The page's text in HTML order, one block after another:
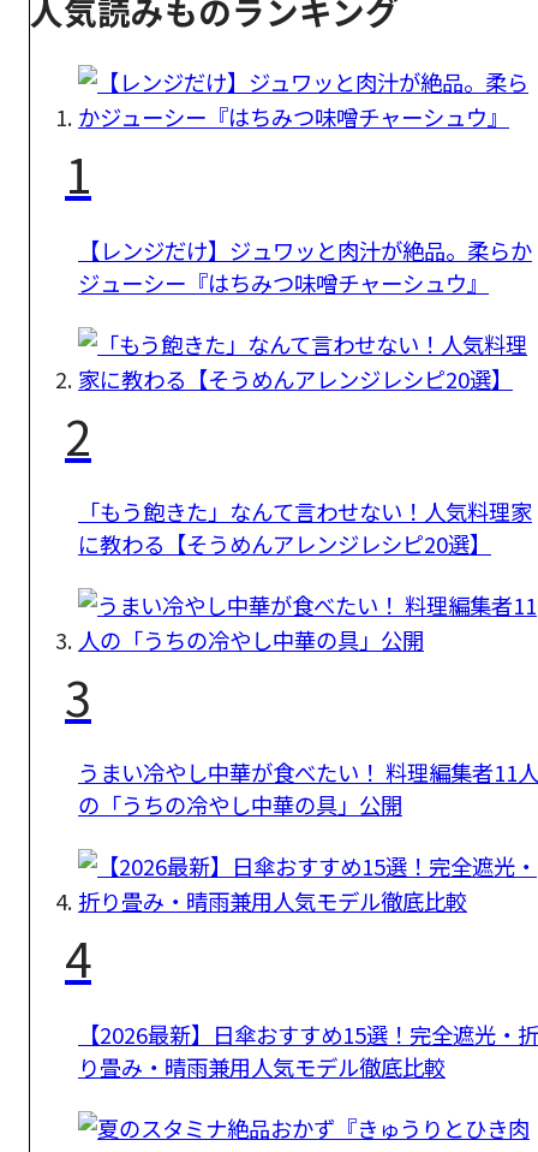
人気読みものランキング
1
【レンジだけ】ジュワッと肉汁が絶品。柔らか
ジューシー『はちみつ味噌チャーシュウ』
2
「もう飽きた」なんて言わせない！人気料理家
に教わる【そうめんアレンジレシピ20選】
3
うまい冷やし中華が食べたい！ 料理編集者11人
の「うちの冷やし中華の具」公開
4
【2026最新】日傘おすすめ15選！完全遮光・折
り畳み・晴雨兼用人気モデル徹底比較